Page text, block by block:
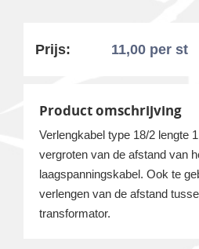
Prijs: 11,00 per st
Product omschrijving
Verlengkabel type 18/2 lengte
vergroten van de afstand van
laagspanningskabel. Ook te
verlengen van de afstand
transformator.